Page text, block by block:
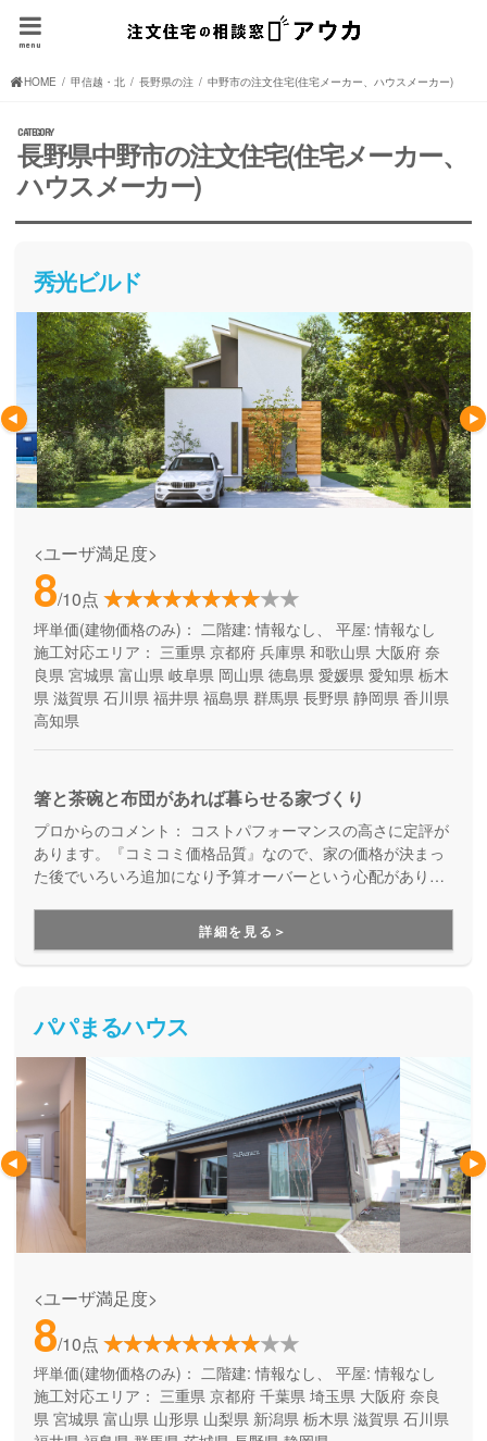
menu
HOME 甲信越・北陸の注文住宅(住宅メーカー、ハウスメーカー)
長野県の注文住宅(住宅メーカー、ハウスメーカー)
中野市の注文住宅(住宅メーカー、ハウスメーカー)
長野県中野市の注文住宅(住宅メーカー、
ハウスメーカー)
秀光ビルド
<ユーザ満足度>
8/10点
坪単価(建物価格のみ)： 二階建: 情報なし、 平屋: 情報なし
施工対応エリア： 三重県 京都府 兵庫県 和歌山県 大阪府 奈
良県 宮城県 富山県 岐阜県 岡山県 徳島県 愛媛県 愛知県 栃木
県 滋賀県 石川県 福井県 福島県 群馬県 長野県 静岡県 香川県
高知県
箸と茶碗と布団があれば暮らせる家づくり
プロからのコメント： コストパフォーマンスの高さに定評が
あります。『コミコミ価格品質』なので、家の価格が決まっ
た後でいろいろ追加になり予算オーバーという心配がありま
詳細を見る＞
パパまるハウス
<ユーザ満足度>
8/10点
坪単価(建物価格のみ)： 二階建: 情報なし、 平屋: 情報なし
施工対応エリア： 三重県 京都府 千葉県 埼玉県 大阪府 奈良
県 宮城県 富山県 山形県 山梨県 新潟県 栃木県 滋賀県 石川県